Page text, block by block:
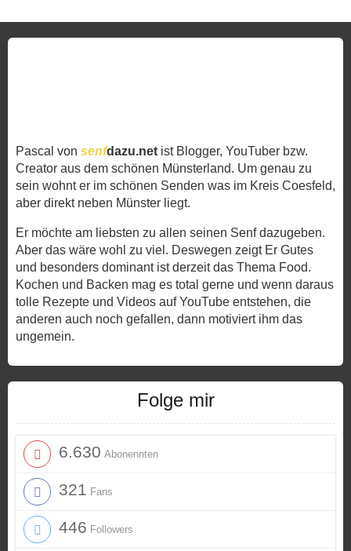
Pascal von senfdazu.net ist Blogger, YouTuber bzw.
Creator aus dem schönen Münsterland. Um genau zu
sein wohnt er im schönen Senden was im Kreis Coesfeld,
aber direkt neben Münster liegt.
Er möchte am liebsten zu allen seinen Senf dazugeben.
Aber das wäre wohl zu viel. Deswegen zeigt Er Gutes
und besonders dominant ist derzeit das Thema Food.
Kochen und Backen mag es total gerne und wenn daraus
tolle Rezepte und Videos auf YouTube entstehen, die
anderen auch noch gefallen, dann motiviert ihm das
ungemein.
Folge mir
6.630 Abonennten
321 Fans
446 Followers